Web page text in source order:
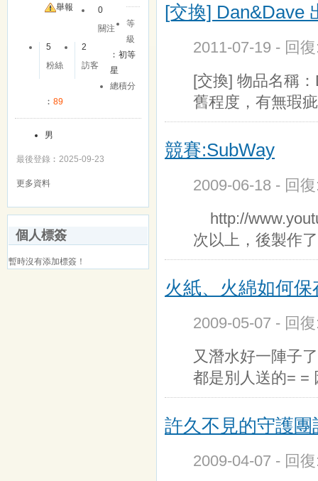
舉報
0
關注
5
粉絲
2
訪客
等
級
︰初等
星
總積分
︰ 89
男
最後登錄︰2025-09-23
更多資料
個人標簽
暫時沒有添加標簽！
[交換] Dan&Dave
2011-07-19 - 回
[交換] 物品名稱
舊程度，有無瑕
競賽:SubWay
2009-06-18 - 回
http://
次以上，後製作了
火紙、火綿如何保
2009-05-07 - 回
又潛水好一陣子
都是別人送的= =
許久不見的守護團
2009-04-07 - 回